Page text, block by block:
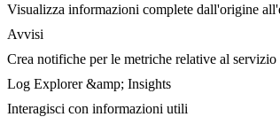
Visualizza informazioni complete dall'origine
Avvisi
Crea notifiche per le metriche relative al servizio
Log Explorer &amp; Insights
Interagisci con informazioni utili